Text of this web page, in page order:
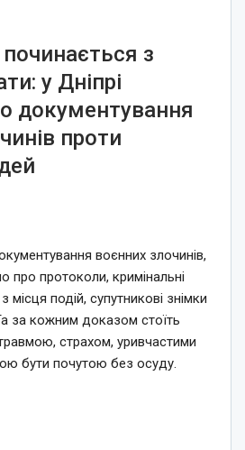
з
у Дніпрі
документування
проти
воєнних злочинів,
про протоколи, кримінальні
подій, супутникові знімки
за кожним доказом стоїть
страхом, уривчастими
бути почутою без осуду.